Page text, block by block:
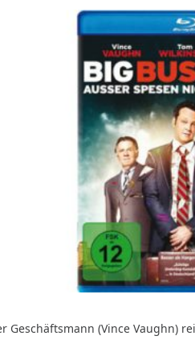
Geschäftsmann (Vince Vaughn)